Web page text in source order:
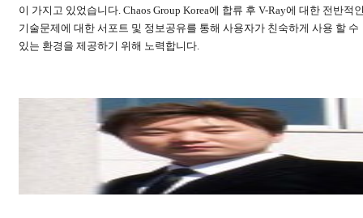
이 가지고 있었습니다. Chaos Group Korea에 합류 후 V-Ray에 대한 전반적
기술문제에 대한 서포트 및 정보공유를 통해 사용자가 친숙하게 사용 할 수
있는 환경을 제공하기 위해 노력합니다.